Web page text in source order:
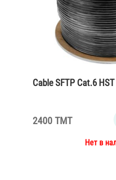
Cable SFTP Cat.6
2400 TMT
Нет в